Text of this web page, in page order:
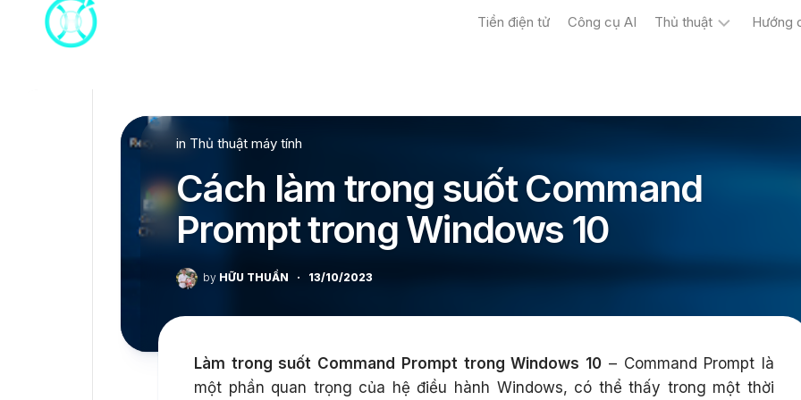
Tiền điện tử Công cụ AI Thủ thuật Hướng
in Thủ thuật máy tính
Cách làm trong suốt Command
Prompt trong Windows 10
by HỮU THUẦN · 13/10/2023
Làm trong suốt Command Prompt trong Windows 10 – Command Prompt là
một phần quan trọng của hệ điều hành Windows, có thể thấy trong một thời